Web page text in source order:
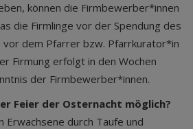
können die Firmbewerber*innen
die Firmlinge vor der Spendung des
vor dem Pfarrer bzw. Pfarrkurator*in
Firmung erfolgt in den Wochen
der Firmbewerber*innen.
Feier der Osternacht möglich?
Erwachsene durch Taufe und